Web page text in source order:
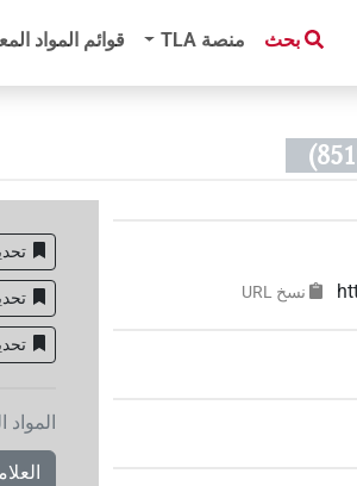
بحث منصة‏ ‏TLA قوائم المواد
نسخ‏ ‏URL